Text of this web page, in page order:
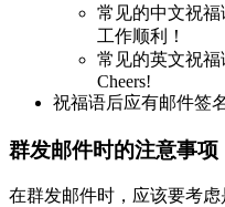
常见的中文祝福
工作顺利！
常见的英文祝福
Cheers!
祝福语后应有邮件签名
群发邮件时的注意事项
在群发邮件时，应该要考虑